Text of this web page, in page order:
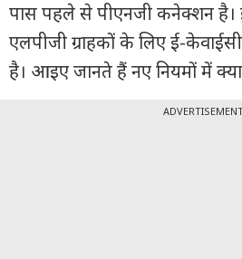
ट्रेंडिंग
न्यूज
पास पहले से पीएनजी कनेक्शन
एलपीजी ग्राहकों के लिए ई-
है। आइए जानते हैं नए नियमों में